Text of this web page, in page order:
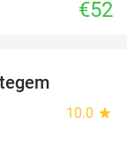
€52
10.0 star